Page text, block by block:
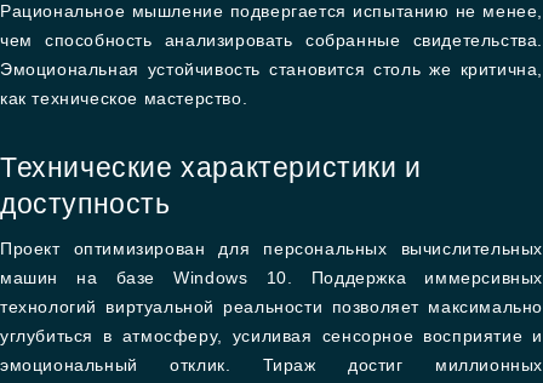
Рациональное мышление подвергается испытанию не менее,
чем способность анализировать собранные свидетельства.
Эмоциональная устойчивость становится столь же критична,
как техническое мастерство.
Технические характеристики и
доступность
Проект оптимизирован для персональных вычислительных
машин на базе Windows 10. Поддержка иммерсивных
технологий виртуальной реальности позволяет максимально
углубиться в атмосферу, усиливая сенсорное восприятие и
эмоциональный отклик. Тираж достиг миллионных